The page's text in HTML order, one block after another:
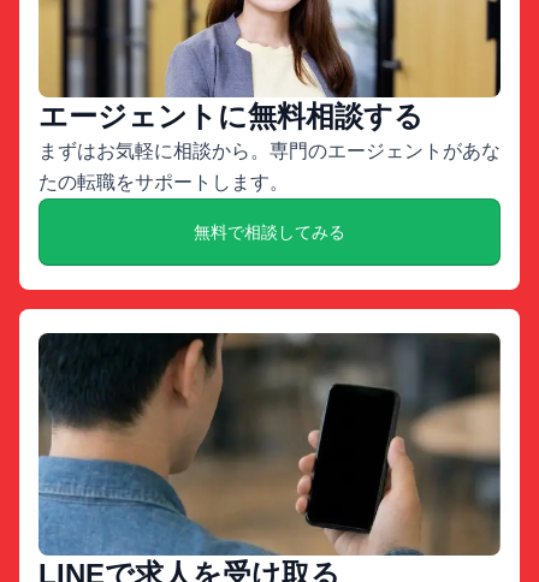
エージェントに無料相談する
まずはお気軽に相談から。専門のエージェントがあな
たの転職をサポートします。
無料で相談してみる
LINEで求人を受け取る